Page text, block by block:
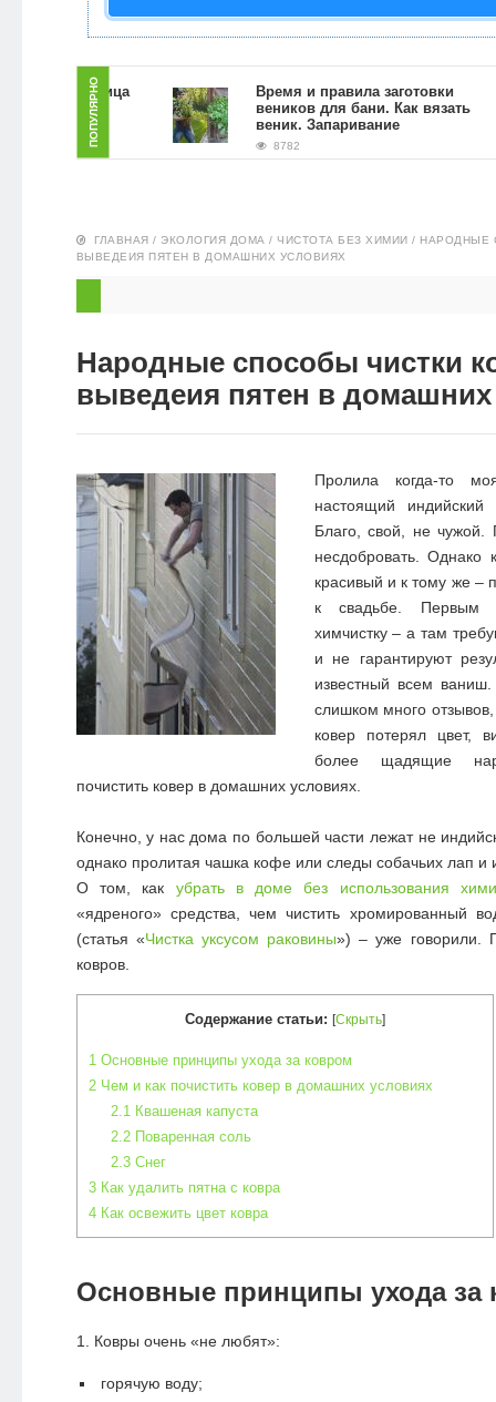
НОВОСТИ
ПОПУЛЯРНО
Время и правила заготовки
веников для бани. Как вязать
веник. Запаривание
8782
ГЛАВНАЯ / ЭКОЛОГИЯ ДОМА / ЧИСТОТА БЕЗ ХИМИИ / НАРОДНЫЕ
ВЫВЕДЕИЯ ПЯТЕН В ДОМАШНИХ УСЛОВИЯХ
Народные способы чистки
выведеия пятен в домашних
Пролила когда-то
настоящий
Благо, свой, не
несдобровать. Однако
красивый и к тому же –
к свадьбе. Первым
химчистку – а там
и не гарантируют
известный всем
слишком много
ковер потерял цвет,
более щадящие
почистить ковер в домашних условиях.
Конечно, у нас дома по большей части лежат не
однако пролитая чашка кофе или следы собачьих лап и
О том, как убрать в доме без использования
«ядреного» средства, чем чистить хромированный
(статья «Чистка уксусом раковины») – уже говорили.
ковров.
Содержание статьи: [Скрыть]
1Основные принципы ухода за ковром
2Чем и как почистить ковер в домашних условиях
2.1Квашеная капуста
2.2Поваренная соль
2.3Снег
3Как удалить пятна с ковра
4Как освежить цвет ковра
Основные принципы ухода за
1. Ковры очень «не любят»:
горячую воду;